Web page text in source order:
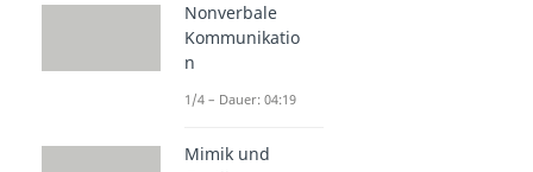
Nonverbale
Kommunikatio
n
1/4 – Dauer: 04:19
Mimik und